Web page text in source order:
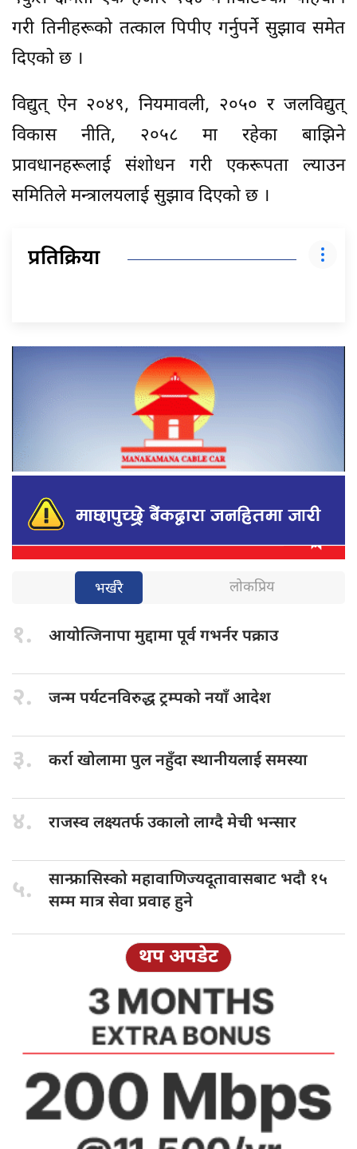
गरी तिनीहरूको तत्काल पिपीए गर्नुपर्ने सुझाव समेत
दिएको छ ।
विद्युत् ऐन २०४९, नियमावली, २०५० र जलविद्युत्
विकास नीति, २०५८ मा रहेका बाझिने
प्रावधानहरूलाई संशोधन गरी एकरूपता ल्याउन
समितिले मन्त्रालयलाई सुझाव दिएको छ ।
प्रतिक्रिया
भर्खरै लोकप्रिय
१. आयोत्जिनापा मुद्दामापूर्व गभर्नर पक्राउ
२. जन्म पर्यटनविरुद्धट्रम्पको नयाँ आदेश
३. कर्रा खोलामापुल नहुँदा स्थानीयलाई समस्या
४. राजस्व लक्ष्यतर्फउकालो लाग्दै मेची भन्सार
५. सान्फ्रासिस्को महावाणिज्यदूतावासबाट भदौ १५
सम्म मात्र सेवा प्रवाह हुने
थप अपडेट